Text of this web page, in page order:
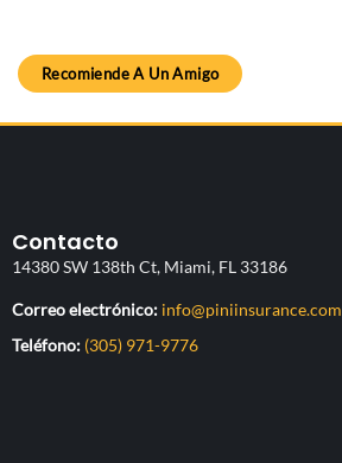
Recomiende A Un Amigo
Contacto
14380 SW 138th Ct, Miami, FL 33186
Correo electrónico: info@piniinsurance.com
Teléfono: (305) 971-9776